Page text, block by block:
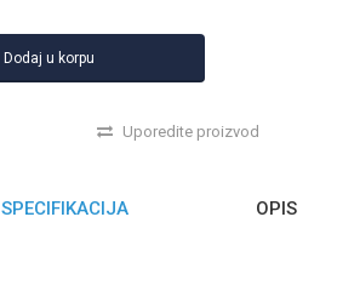
Dodaj u korpu
Uporedite proizvod
SPECIFIKACIJA OPIS